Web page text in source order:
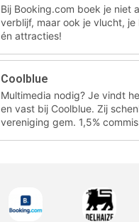
Bij Booking.com boek je niet
verblijf, maar ook je vlucht, je
én attracties!
Coolblue
Multimedia nodig? Je vindt
en vast bij Coolblue. Zij
vereniging gem. 1,5%